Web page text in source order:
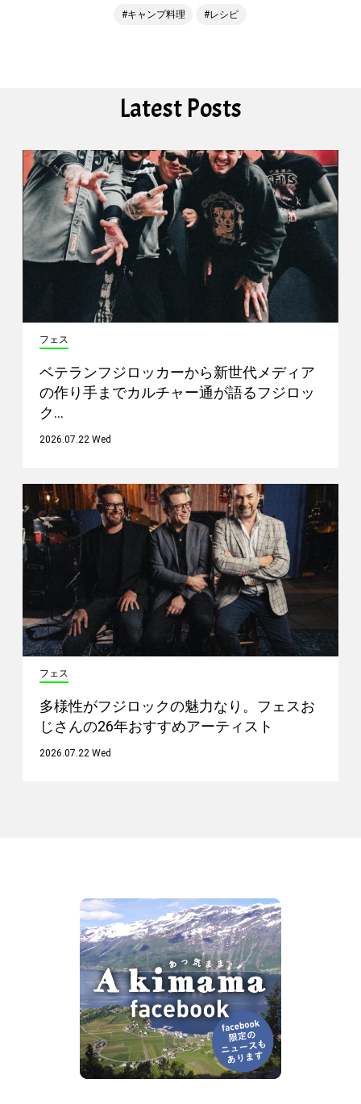
キャンプ料理 レシピ
Latest Posts
フェス
ベテランフジロッカーから新世代メディア
の作り手までカルチャー通が語るフジロッ
ク…
2026.07.22 Wed
フェス
多様性がフジロックの魅力なり。フェスお
じさんの26年おすすめアーティスト
2026.07.22 Wed